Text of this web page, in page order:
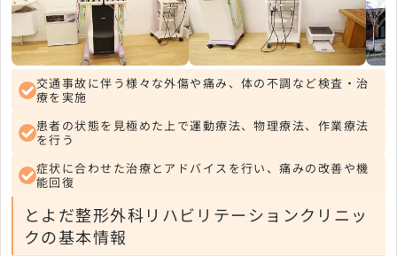
交通事故に伴う様々な外傷や痛み、体の不調など検査・治
療を実施
患者の状態を見極めた上で運動療法、物理療法、作業療法
を行う
症状に合わせた治療とアドバイスを行い、痛みの改善や機
能回復
とよだ整形外科リハビリテーションクリニッ
クの基本情報